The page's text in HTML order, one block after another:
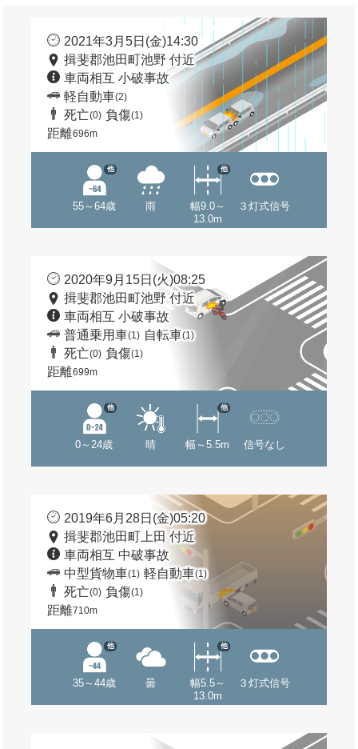
2021年3月5日(金)14:30
揖斐郡池田町池野 付近
車両相互 小破事故
軽自動車(2)
死亡(0) 負傷(1)
距離696m
55～64歳
他
雨
幅9.0～
13.0m
他
３灯式信号
2020年9月15日(火)08:25
揖斐郡池田町池野 付近
車両相互 小破事故
普通乗用車(1) 自転車(1)
死亡(0) 負傷(1)
距離699m
0～24歳
他
晴 幅～5.5m
他
信号なし
2019年6月28日(金)05:20
揖斐郡池田町上田 付近
車両相互 中破事故
中型貨物車(1) 軽自動車(1)
死亡(0) 負傷(1)
距離710m
35～44歳
他
曇
幅5.5～
13.0m
他
３灯式信号